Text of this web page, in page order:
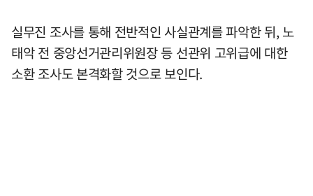
실무진 조사를 통해 전반적인 사실관계를 파악한 뒤, 노
태악 전 중앙선거관리위원장 등 선관위 고위급에 대한
소환 조사도 본격화할 것으로 보인다.